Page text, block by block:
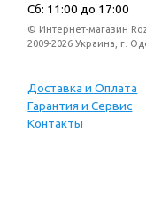
Сб: 11:00 до 17:00
© Интернет-магазин
2009-2026 Украина, г.
Доставка и Оплата
Гарантия и Сервис
Контакты